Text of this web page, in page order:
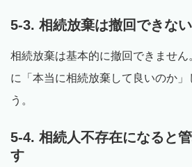
5-3. 相続放棄は撤回できない
相続放棄は基本的に撤回できませ
に「本当に相続放棄して良いのか」
う。
5-4. 相続人不存在になると
す